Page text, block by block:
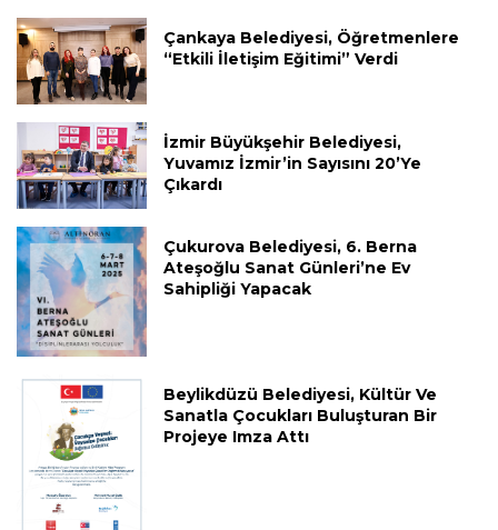
Çankaya Belediyesi, Öğretmenlere
“Etkili İletişim Eğitimi” Verdi
İzmir Büyükşehir Belediyesi,
Yuvamız İzmir’in Sayısını 20’ye
Çıkardı
Çukurova Belediyesi, 6. Berna
Ateşoğlu Sanat Günleri’ne Ev
Sahipliği Yapacak
Beylikdüzü Belediyesi, Kültür Ve
Sanatla Çocukları Buluşturan Bir
Projeye Imza Attı